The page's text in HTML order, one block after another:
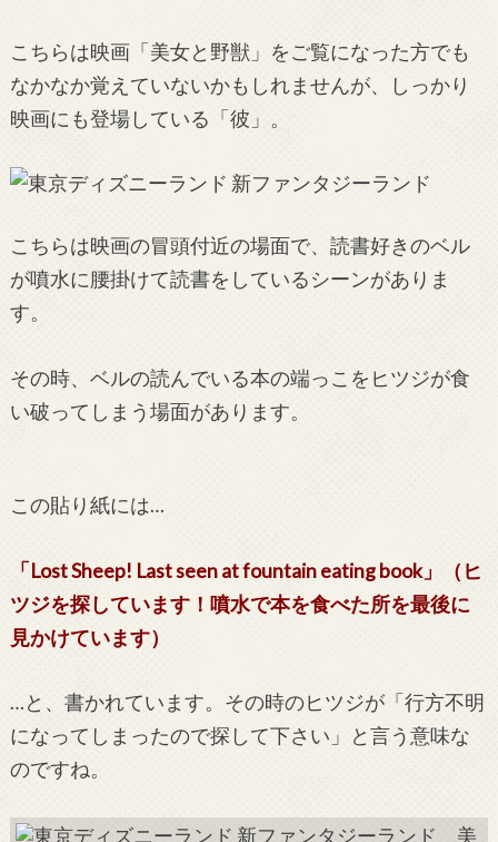
こちらは映画「美女と野獣」をご覧になった方でも
なかなか覚えていないかもしれませんが、しっかり
映画にも登場している「彼」。
こちらは映画の冒頭付近の場面で、読書好きのベル
が噴水に腰掛けて読書をしているシーンがありま
す。
その時、ベルの読んでいる本の端っこをヒツジが食
い破ってしまう場面があります。
この貼り紙には…
「Lost Sheep! Last seen at fountain eating book」（ヒ
ツジを探しています！噴水で本を食べた所を最後に
見かけています）
…と、書かれています。その時のヒツジが「行方不明
になってしまったので探して下さい」と言う意味な
のですね。